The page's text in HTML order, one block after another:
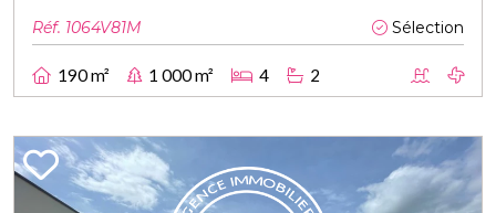
Réf. 1064V81M Sélection
190 m² 1 000 m² 4 2